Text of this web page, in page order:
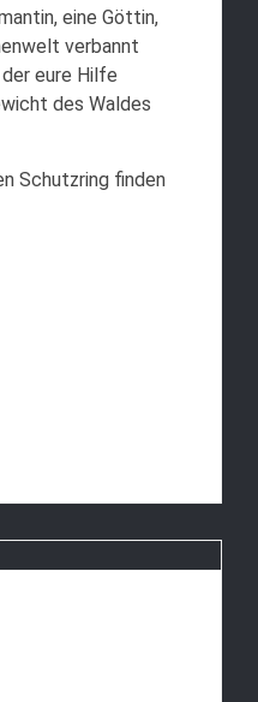
eine Göttin,
verbannt
eure Hilfe
des Waldes
Schutzring finden